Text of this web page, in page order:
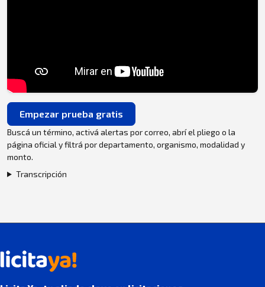
Empezar prueba gratis
Buscá un término, activá alertas por correo, abrí el pliego o la
página oficial y filtrá por departamento, organismo, modalidad y
monto.
Transcripción